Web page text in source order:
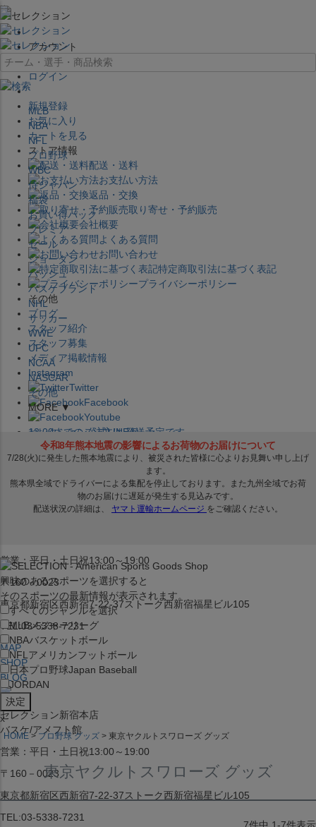
×
アカウント
ログイン
新規登録
お気に入り
カートを見る
ストア情報
配送・送料
お支払い方法
返品・交換
取り寄せ・予約販売
会社概要
よくある質問
お問い合わせ
特定商取引法に基づく表記
プライバシーポリシー
その他
ブログ
スタッフ紹介
スタッフ募集
メディア掲載情報
Instagram
Twitter
Facebook
Youtube
セレクション公式LINE@
営業：平日・土日祝13:00～19:00
〒160－0023
東京都新宿区西新宿7-22-37ストーク西新宿福星ビル105
TEL:03-5338-7231
MAP
SHOP
BLOG
セレクション新宿本店
バスケ/アメフト館
営業：平日・土日祝13:00～19:00
〒160－0023
東京都新宿区西新宿7-22-37ストーク西新宿福星ビル105
TEL:03-5338-7231
MLB
NBA
NFL
プロ野球
WBC
侍ジャパン
福袋
お買い得パック
プレミア
セール
ジョーダン
バッシュ
バスケブランド
NHL
サッカー
WWE
UFC
NCAA
NASCAR
その他
MORE ▼
12:00までのご注文は発送予定です。
在庫品は 1-3営業日内で発送!! ※お取寄せ商品は対象外
興味のあるスポーツを選択すると
そのスポーツの最新情報が表示されます。
すべてのジャンルを選択
MLBメジャーリーグ
NBAバスケットボール
NFL アメリカンフットボール
日本プロ野球Japan Baseball
JORDAN
x
HOME プロ野球 グッズ 東京ヤクルトスワローズ グッズ
東京ヤクルトスワローズ グッズ